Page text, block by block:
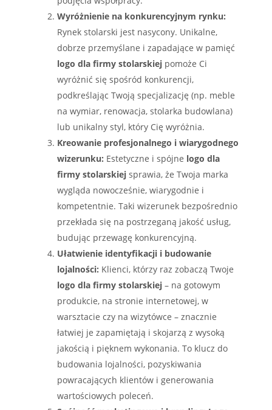
Wyróżnienie na konkurencyjnym rynku:
Rynek stolarski jest nasycony. Unikalne,
dobrze przemyślane i zapadające w pamięć
logo dla firmy stolarskiej pomoże Ci
wyróżnić się spośród konkurencji,
podkreślając Twoją specjalizację (np. meble
na wymiar, renowacja, stolarka budowlana)
lub unikalny styl, który Cię wyróżnia.
Kreowanie profesjonalnego i wiarygodnego
wizerunku: Estetyczne i spójne logo dla
firmy stolarskiej sprawia, że Twoja marka
wygląda nowocześnie, wiarygodnie i
kompetentnie. Taki wizerunek bezpośrednio
przekłada się na postrzeganą jakość usług,
budując przewagę konkurencyjną.
Ułatwienie identyfikacji i budowanie
lojalności: Klienci, którzy raz zobaczą Twoje
logo dla firmy stolarskiej – na gotowym
produkcie, na stronie internetowej, w
warsztacie czy na wizytówce – znacznie
łatwiej je zapamiętają i skojarzą z wysoką
jakością i pięknem wykonania. To klucz do
budowania lojalności, pozyskiwania
powracających klientów i generowania
wartościowych poleceń.